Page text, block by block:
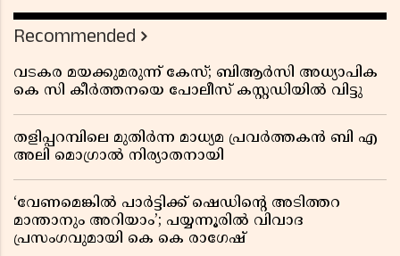
റിപ്പോർട്ട് പുറത്ത്
Recommended
വടകര മയക്കുമരുന്ന് കേസ്; ബിആർസി അധ്യാപിക
കെ സി കീർത്തനയെ പോലീസ് കസ്റ്റഡിയിൽ വിട്ടു
തളിപ്പറമ്പിലെ മുതിർന്ന മാധ്യമ പ്രവർത്തകൻ ബി എ
അലി മൊഗ്രാൽ നിര്യാതനായി
‘വേണമെങ്കിൽ പാർട്ടിക്ക് ഷെഡിൻ്റെ അടിത്തറ
മാന്താനും അറിയാം’; പയ്യന്നൂരിൽ വിവാദ
പ്രസംഗവുമായി കെ കെ രാഗേഷ്